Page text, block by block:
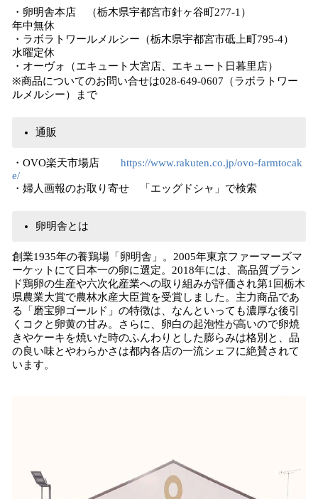
・卵明舎本店 （栃木県宇都宮市針ヶ谷町277-1）
年中無休
・ラボラトワールメルシー（栃木県宇都宮市砥上町795-4）
水曜定休
・オーヴォ（エキュート大宮店、エキュート日暮里店）
※商品についてのお問い合せは028-649-0607（ラボラトワー
ルメルシー）まで
通販
・OVO楽天市場店 https://www.rakuten.co.jp/ovo-farmtocak
e/
・婦人画報のお取り寄せ 「エッグドシャ」で検索
卵明舎とは
創業1935年の養鶏場「卵明舎」。2005年東京ファーマーズマ
ーケットにて日本一の卵に選定。2018年には、高品質ブラン
ド鶏卵の生産や六次化産業への取り組みが評価され第1回栃木
県農業大賞で農林水産大臣賞を受賞しました。主力商品であ
る「磨宝卵ゴールド」の特徴は、なんといっても濃厚な後引
くコクと卵黄の甘み。さらに、卵白の起泡性が高いので卵焼
きやケーキを焼いた時のふんわりとした膨らみは格別と、品
の良い味とやわらかさは都内各店の一流シェフに絶賛されて
います。